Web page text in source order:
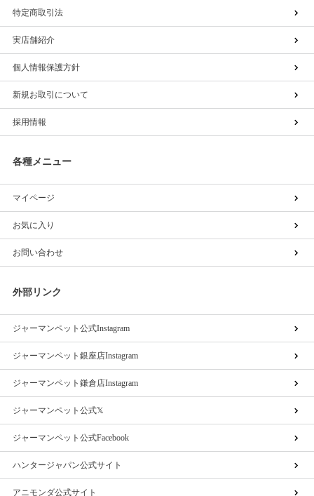
特定商取引法
実店舗紹介
個人情報保護方針
新規お取引について
採用情報
各種メニュー
マイページ
お気に入り
お問い合わせ
外部リンク
ジャーマンペット公式Instagram
ジャーマンペット銀座店Instagram
ジャーマンペット鎌倉店Instagram
ジャーマンペット公式𝕏
ジャーマンペット公式Facebook
ハンタージャパン公式サイト
アニモンダ公式サイト